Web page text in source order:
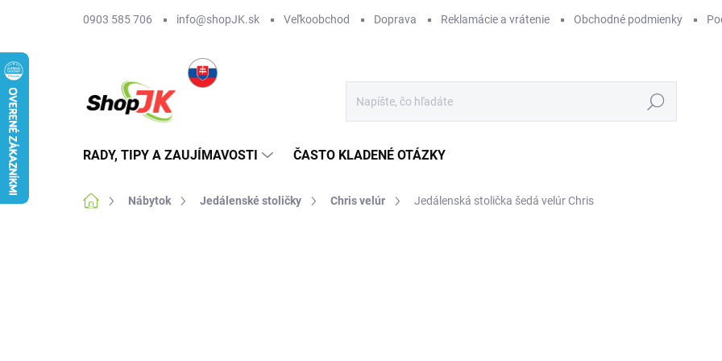
0903 585 706 info@shopJK.sk Veľkoobchod Doprava Reklamácie a vrátenie Obchodné podmienky
Hľadať
RADY, TIPY A ZAUJÍMAVOSTI ČASTO KLADENÉ OTÁZKY
DomovNábytok Jedálenské stoličky Chris velúr Jedálenská stolička šedá velúr Chris